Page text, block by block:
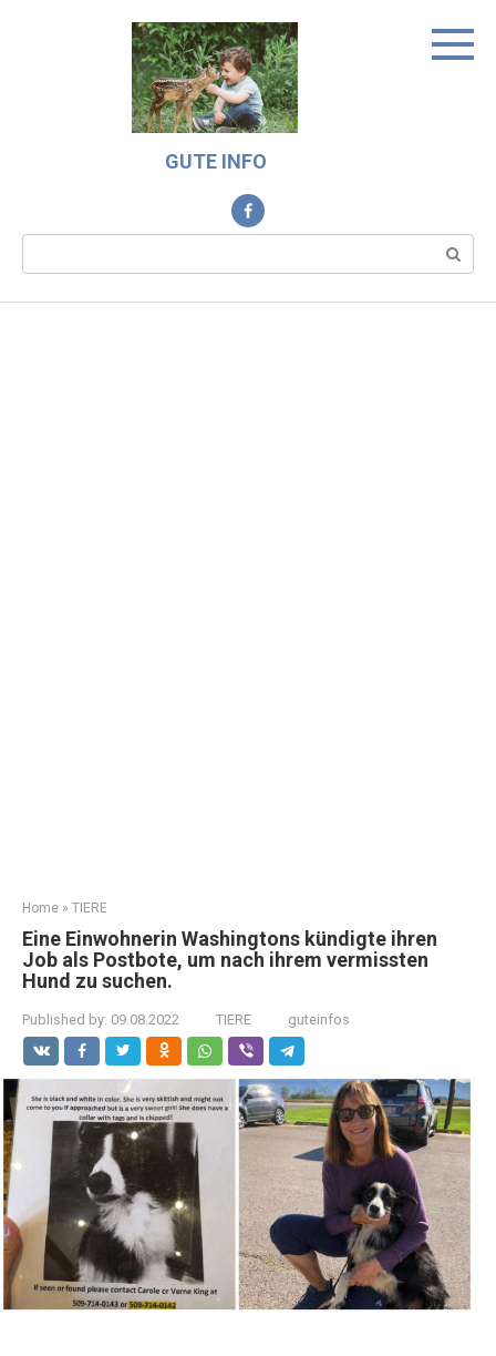
GUTE INFO
Search:
Home » TIERE
Eine Einwohnerin Washingtons kündigte ihren
Job als Postbote, um nach ihrem vermissten
Hund zu suchen.
Published by: 09.08.2022 TIERE guteinfos